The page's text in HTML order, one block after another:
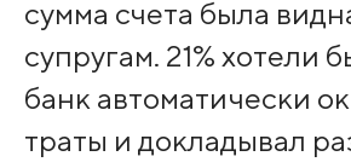
сумма счета была
супругам. 21% хотели
банк автоматически
траты и докладывал